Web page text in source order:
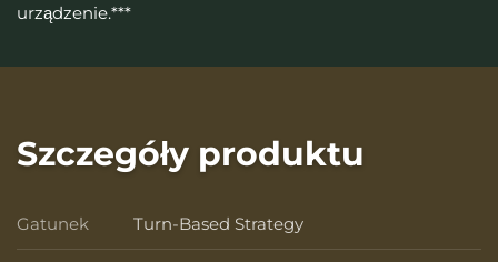
urządzenie.***
Szczegóły produktu
Gatunek Gatunek
Turn-Based Strategy